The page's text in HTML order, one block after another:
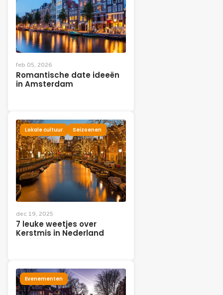
feb 05, 2026
Romantische date ideeën
in Amsterdam
Lokale cultuur Seizoenen
dec 19, 2025
7 leuke weetjes over
Kerstmis in Nederland
Evenementen